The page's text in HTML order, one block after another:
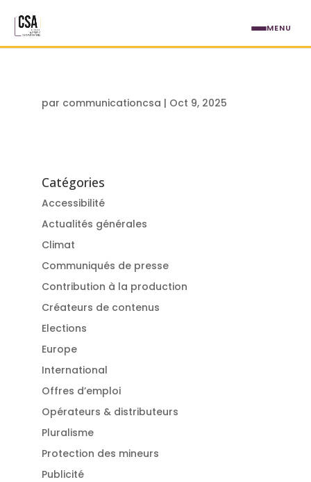
par communicationcsa | Oct 9, 2025
Catégories
Accessibilité
Actualités générales
Climat
Communiqués de presse
Contribution à la production
Créateurs de contenus
Elections
Europe
International
Offres d’emploi
Opérateurs & distributeurs
Pluralisme
Protection des mineurs
Publicité
MENU